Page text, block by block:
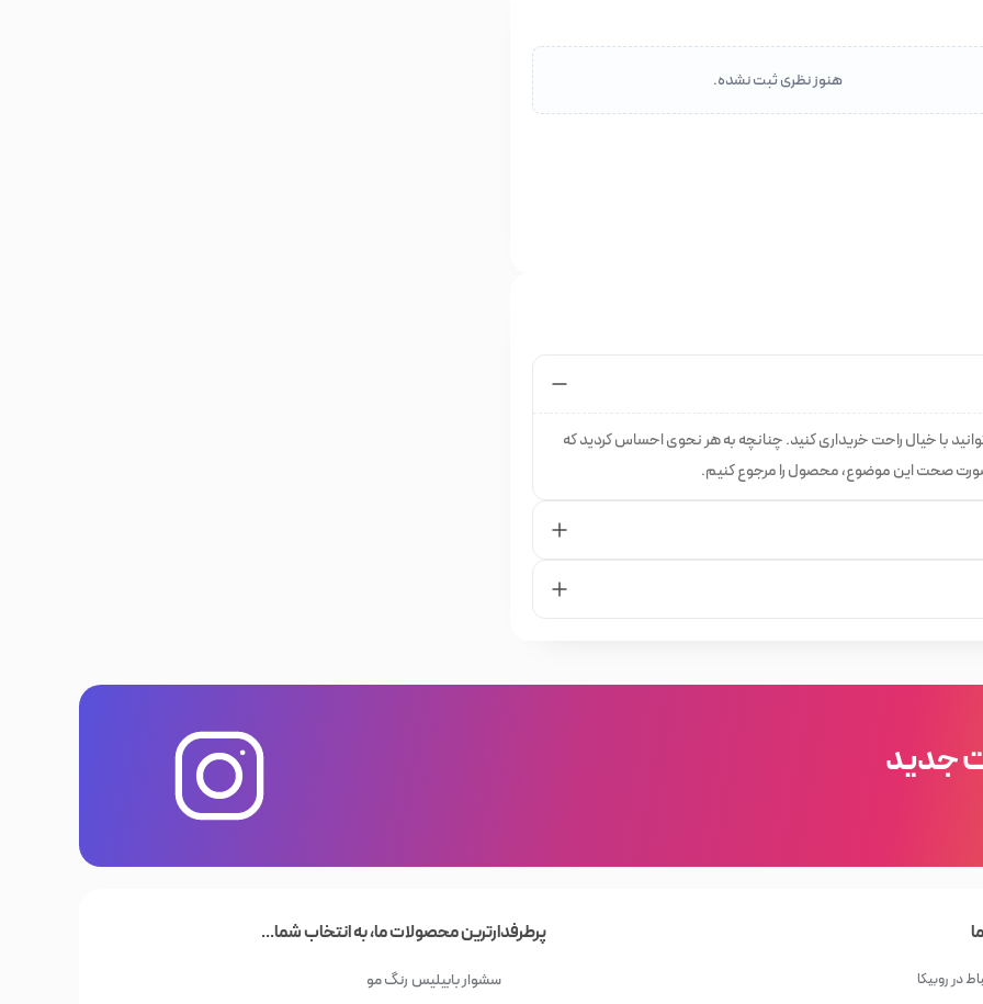
برای اصلاح نواحی حساس و بیکینی
برای کوتاه کردن موهای نواحی حساس و بیکینی
زمانی طولانی، با روش اپیلاسیون مؤثر
را، با هدف تولید انبوه لامپ‌هایالکتریکی، در کشور هلند تأسیس کرد. به مرور، خط
هنوز نظری ثبت نشده.
با خیال راحت خریداری کنید. چنانچه به هر نحوی احساس کردید که
صحت این موضوع، محصول را مرجوع کنیم.
جدید
در روبیکا
پرطرفدارترین محصولات ما، به انتخاب شما...
سشوار بابیلیس رنگ مو